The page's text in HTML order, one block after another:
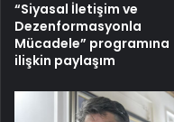
“Siyasal İletişim ve
Dezenformasyonla
Mücadele” programına
ilişkin paylaşım